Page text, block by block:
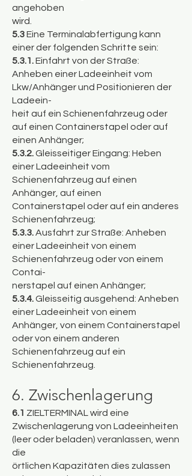
angehoben
wird.
5.3Eine Terminalabfertigung kann
einer der folgenden Schritte sein:
5.3.1.Einfahrt von der Straße:
Anheben einer Ladeeinheit vom
Lkw/Anhänger und Positionieren der
Ladeein-
heit auf ein Schienenfahrzeug oder
auf einen Containerstapel oder auf
einen Anhänger;
5.3.2.Gleisseitiger Eingang: Heben
einer Ladeeinheit vom
Schienenfahrzeug auf einen
Anhänger, auf einen
Containerstapel oder auf ein anderes
Schienenfahrzeug;
5.3.3.Ausfahrt zur Straße: Anheben
einer Ladeeinheit von einem
Schienenfahrzeug oder von einem
Contai-
nerstapel auf einen Anhänger;
5.3.4.Gleisseitig ausgehend: Anheben
einer Ladeeinheit von einem
Anhänger, von einem Containerstapel
oder von einem anderen
Schienenfahrzeug auf ein
Schienenfahrzeug.
6. Zwischenlagerung
6.1 ZIELTERMINAL wird eine
Zwischenlagerung von Ladeeinheiten
(leer oder beladen) veranlassen, wenn
die
örtlichen Kapazitäten dies zulassen